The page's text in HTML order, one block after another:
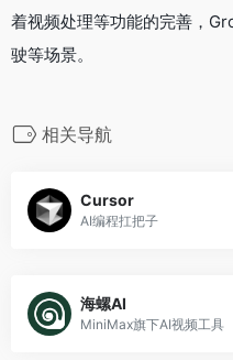
着视频处理等功能的完善，
驶等场景。
相关导航
Cursor
AI编程扛把子
海螺AI
MiniMax旗下AI视频工具